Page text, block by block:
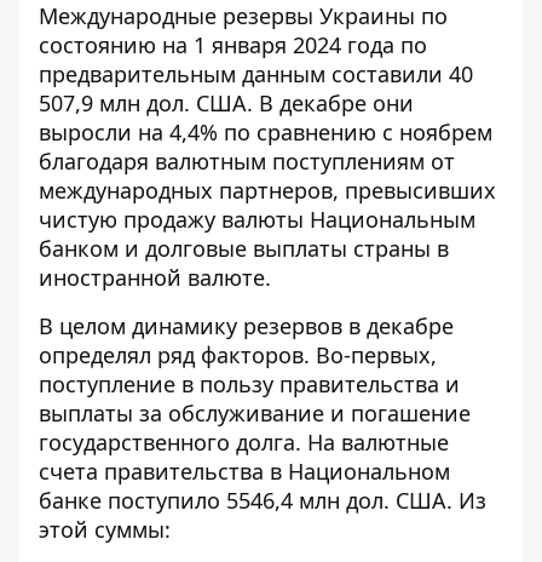
Международные резервы Украины по
состоянию на 1 января 2024 года по
предварительным данным составили 40
507,9 млн дол. США. В декабре они
выросли на 4,4% по сравнению с ноябрем
благодаря валютным поступлениям от
международных партнеров, превысивших
чистую продажу валюты Национальным
банком и долговые выплаты страны в
иностранной валюте.
В целом динамику резервов в декабре
определял ряд факторов. Во-первых,
поступление в пользу правительства и
выплаты за обслуживание и погашение
государственного долга. На валютные
счета правительства в Национальном
банке поступило 5546,4 млн дол. США. Из
этой суммы: